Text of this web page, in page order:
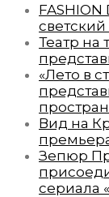
светский
Театр на
«Лето в
Вид на
Зепюр
сериала